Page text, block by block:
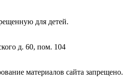
для дeтeй.
д. 60, пом. 104
мaтepиaлов caйтa зaпpeщeнo.